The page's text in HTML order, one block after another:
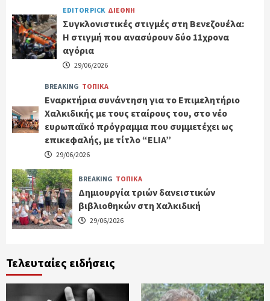
EDITOR PICK ΔΙΕΘΝΗ
Συγκλονιστικές στιγμές στη Βενεζουέλα:
Η στιγμή που ανασύρουν δύο 11χρονα
αγόρια
29/06/2026
BREAKING ΤΟΠΙΚΑ
Εναρκτήρια συνάντηση για το Επιμελητήριο
Χαλκιδικής με τους εταίρους του, στο νέο
ευρωπαϊκό πρόγραμμα που συμμετέχει ως
επικεφαλής, με τίτλο “ELIA”
29/06/2026
BREAKING ΤΟΠΙΚΑ
Δημιουργία τριών δανειστικών
βιβλιοθηκών στη Χαλκιδική
29/06/2026
Τελευταίες ειδήσεις